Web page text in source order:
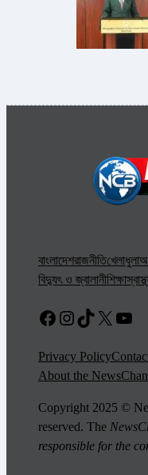
বাংলাদেশরাজনীতিখেলাধুলা
বিদ্যুৎ ও জ্বালানীশিক্ষা
Facebook
Instagram
TikTok
X
Privacy Policy
About the
Copyright 2025 ©
reserved. The
responsible for the